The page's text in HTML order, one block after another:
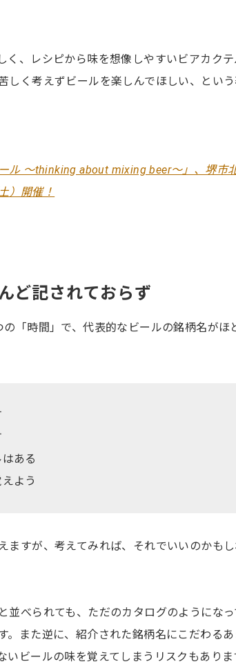
く、レシピから味を想像しやすいビアカク
しく考えずビールを楽しんでほしい、とい
ル 〜thinking about mixing beer〜」、堺市
）開催！
ど記されておらず
「時間」で、代表的なビールの銘柄名がほ
ある
よう
ますが、考えてみれば、それでいいのかも
並べられても、ただのカタログのようにな
。また逆に、紹介された銘柄名にこだわる
いビールの味を覚えてしまうリスクもありま